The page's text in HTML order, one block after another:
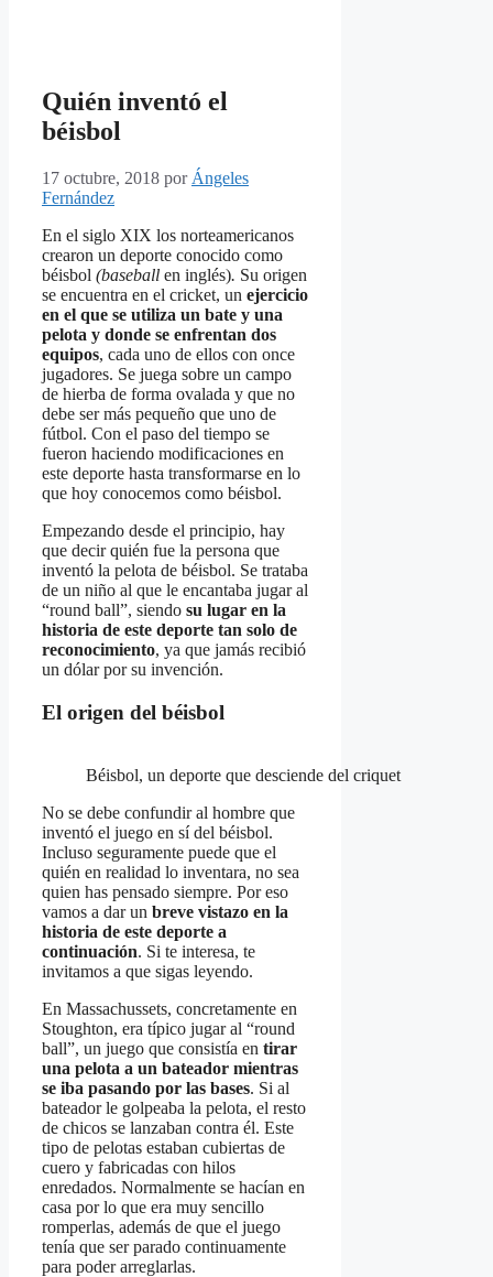
Quién inventó el
béisbol
17 octubre, 2018 por Ángeles
Fernández
En el siglo XIX los norteamericanos
crearon un deporte conocido como
béisbol (baseball en inglés). Su origen
se encuentra en el cricket, un ejercicio
en el que se utiliza un bate y una
pelota y donde se enfrentan dos
equipos, cada uno de ellos con once
jugadores. Se juega sobre un campo
de hierba de forma ovalada y que no
debe ser más pequeño que uno de
fútbol. Con el paso del tiempo se
fueron haciendo modificaciones en
este deporte hasta transformarse en lo
que hoy conocemos como béisbol.
Empezando desde el principio, hay
que decir quién fue la persona que
inventó la pelota de béisbol. Se trataba
de un niño al que le encantaba jugar al
“round ball”, siendo su lugar en la
historia de este deporte tan solo de
reconocimiento, ya que jamás recibió
un dólar por su invención.
El origen del béisbol
Béisbol, un deporte que desciende del criquet
No se debe confundir al hombre que
inventó el juego en sí del béisbol.
Incluso seguramente puede que el
quién en realidad lo inventara, no sea
quien has pensado siempre. Por eso
vamos a dar un breve vistazo en la
historia de este deporte a
continuación. Si te interesa, te
invitamos a que sigas leyendo.
En Massachussets, concretamente en
Stoughton, era típico jugar al “round
ball”, un juego que consistía en tirar
una pelota a un bateador mientras
se iba pasando por las bases. Si al
bateador le golpeaba la pelota, el resto
de chicos se lanzaban contra él. Este
tipo de pelotas estaban cubiertas de
cuero y fabricadas con hilos
enredados. Normalmente se hacían en
casa por lo que era muy sencillo
romperlas, además de que el juego
tenía que ser parado continuamente
para poder arreglarlas.